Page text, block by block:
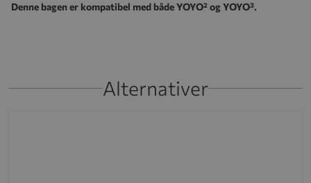
Denne bagen er kompatibel med både YOYO² og YOYO³.
Alternativer